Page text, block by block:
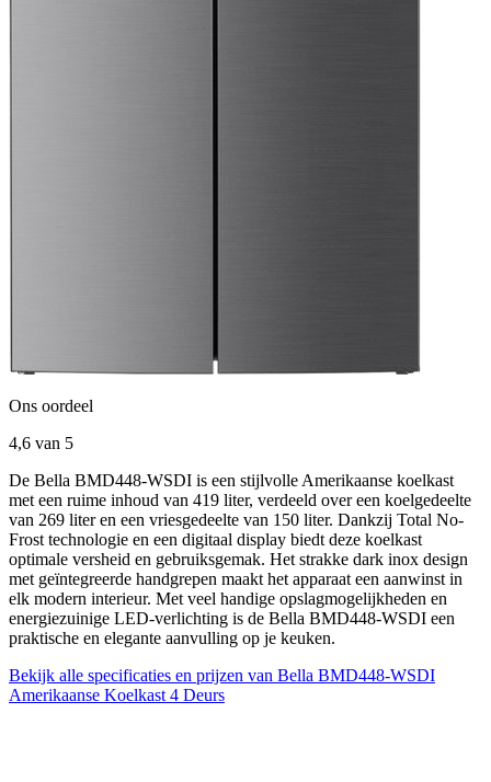
Ons oordeel
4,6 van 5
De Bella BMD448-WSDI is een stijlvolle Amerikaanse koelkast
met een ruime inhoud van 419 liter, verdeeld over een koelgedeelte
van 269 liter en een vriesgedeelte van 150 liter. Dankzij Total No-
Frost technologie en een digitaal display biedt deze koelkast
optimale versheid en gebruiksgemak. Het strakke dark inox design
met geïntegreerde handgrepen maakt het apparaat een aanwinst in
elk modern interieur. Met veel handige opslagmogelijkheden en
energiezuinige LED-verlichting is de Bella BMD448-WSDI een
praktische en elegante aanvulling op je keuken.
Bekijk alle specificaties en prijzen van Bella BMD448-WSDI
Amerikaanse Koelkast 4 Deurs